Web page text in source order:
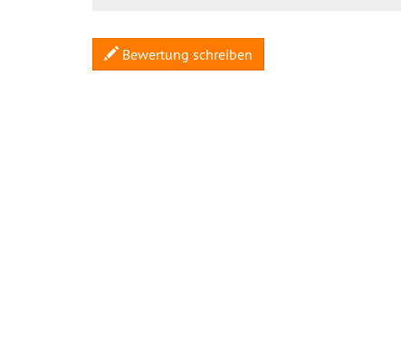
Bewertung schreiben